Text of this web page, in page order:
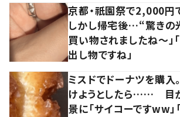
京都・祇園祭で2,000
しかし帰宅後…“驚きの
買い物されましたね～」
出し物ですね」
ミスドでドーナツを購入
けようとしたら…… 目
景に「サイコーですww」